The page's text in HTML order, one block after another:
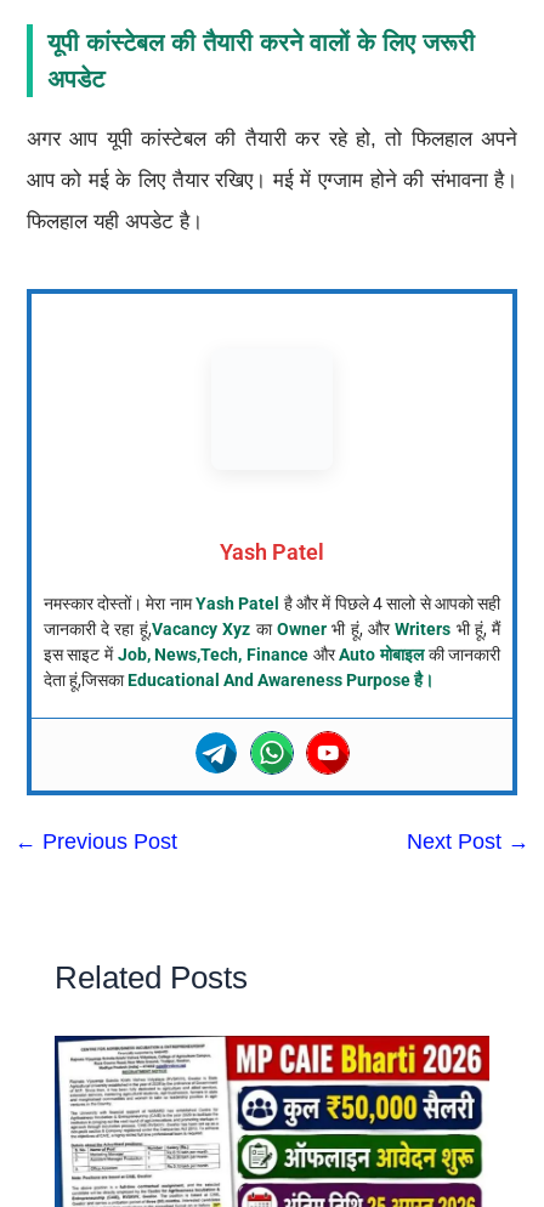
यूपी कांस्टेबल की तैयारी करने वालों के लिए जरूरी
अपडेट
अगर आप यूपी कांस्टेबल की तैयारी कर रहे हो, तो फिलहाल अपने
आप को मई के लिए तैयार रखिए। मई में एग्जाम होने की संभावना है।
फिलहाल यही अपडेट है।
Yash Patel
नमस्कार दोस्तों। मेरा नामYash Patel है और में पिछले 4 सालो से आपको सही
जानकारी दे रहा हूं,Vacancy Xyz काOwnerभी हूं, औरWriters भी हूं, मैं
इस साइट मेंJob, News,Tech, Finance औरAuto मोबाइलकी जानकारी
देता हूं,जिसकाEducational And Awareness Purpose है।
← Previous Post Next Post →
Related Posts